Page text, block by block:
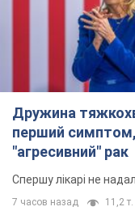
Її вбила Росія:
дівчинка,
російської
Того дня під час
8 часов назад 9,3 т.
Чому в СРСР
халати